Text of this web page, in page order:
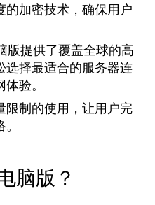
的加密技术，确保用户
版提供了覆盖全球的高
选择最适合的服务器连
验。
限制的使用，让用户完
脑版？